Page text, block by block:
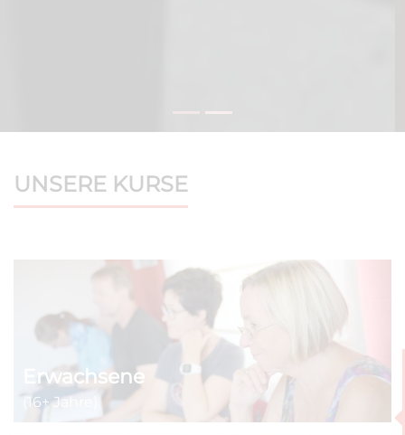
UNSERE KURSE
Erwachsene
(16+ Jahre)